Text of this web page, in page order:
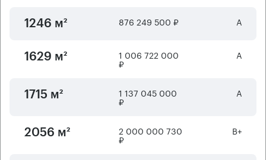
1246 м² 876 249 500 ₽ А
1629 м² 1 006 722 000
₽
А
1715 м² 1 137 045 000
₽
А
2056 м² 2 000 000 730
₽
B+